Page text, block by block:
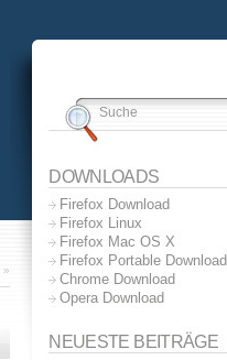
»
DOWNLOADS
Firefox Download
Firefox Linux
Firefox Mac OS X
Firefox Portable Download
Chrome Download
Opera Download
NEUESTE BEITRÄGE